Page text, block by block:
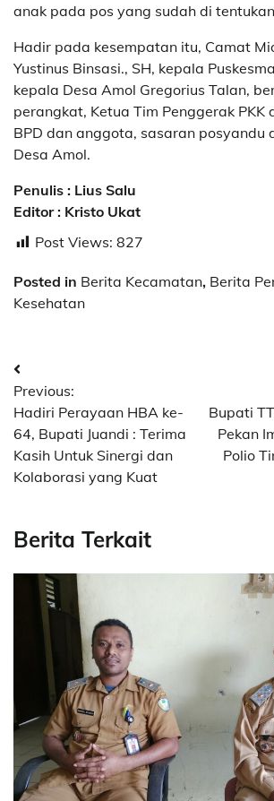
anak pada pos yang sudah di
Hadir pada kesempatan itu, Camat
Yustinus Binsasi., SH, kepala
kepala Desa Amol Gregorius Talan,
perangkat, Ketua Tim Penggerak PKK
BPD dan anggota, sasaran posyandu
Desa Amol.
Penulis : Lius Salu
Editor : Kristo Ukat
Post Views: 827
Posted in Berita Kecamatan, Berita
Kesehatan
Post
navigation
Previous:
Hadiri Perayaan HBA ke-
64, Bupati Juandi : Terima
Kasih Untuk Sinergi dan
Kolaborasi yang Kuat
Bupati
Pekan
Polio
Berita Terkait